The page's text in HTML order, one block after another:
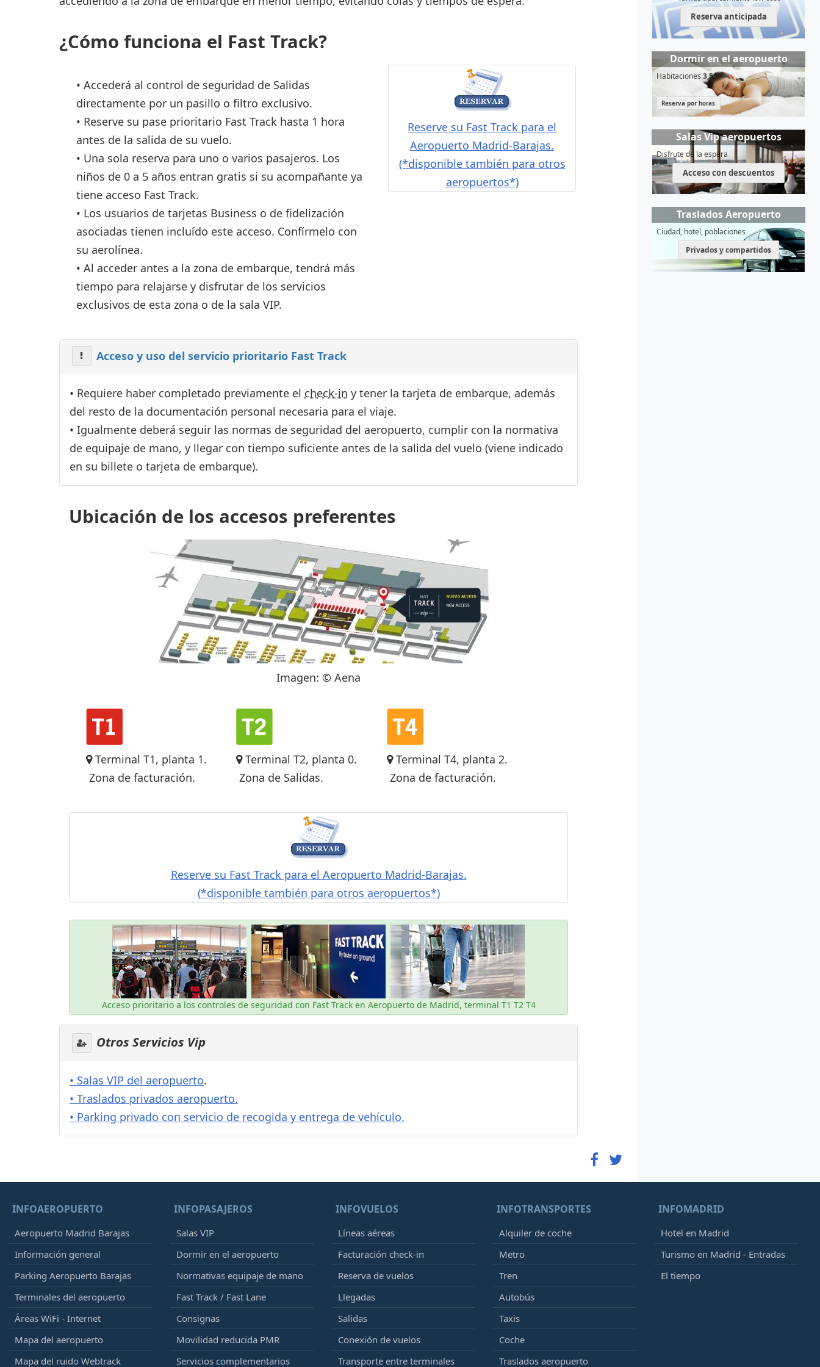
¿Cómo funciona el Fast Track?
• Accederá al control de seguridad de Salidas
directamente por un pasillo o filtro exclusivo.
• Reserve su pase prioritario Fast Track hasta 1 hora
antes de la salida de su vuelo.
• Una sola reserva para uno o varios pasajeros. Los
niños de 0 a 5 años entran gratis si su acompañante ya
tiene acceso Fast Track.
• Los usuarios de tarjetas Business o de fidelización
asociadas tienen incluído este acceso. Confírmelo con
su aerolínea.
• Al acceder antes a la zona de embarque, tendrá más
tiempo para relajarse y disfrutar de los servicios
exclusivos de esta zona o de la sala VIP.
Reserve su Fast Track para el
Aeropuerto Madrid-Barajas.
(*disponible también para otros
aeropuertos*)
Acceso y uso del servicio prioritario Fast Track
• Requiere haber completado previamente el check-in y tener la tarjeta de embarque, además
del resto de la documentación personal necesaria para el viaje.
• Igualmente deberá seguir las normas de seguridad del aeropuerto, cumplir con la normativa
de equipaje de mano, y llegar con tiempo suficiente antes de la salida del vuelo (viene indicado
en su billete o tarjeta de embarque).
Ubicación de los accesos preferentes
Imagen: © Aena
Terminal T1, planta 1.
Zona de facturación.
Terminal T2, planta 0.
Zona de Salidas.
Terminal T4, planta 2.
Zona de facturación.
Reserve su Fast Track para el Aeropuerto Madrid-Barajas.
(*disponible también para otros aeropuertos*)
Acceso prioritario a los controles de seguridad con Fast Track en Aeropuerto de Madrid, terminal T1 T2 T4
Otros Servicios Vip
• Salas VIP del aeropuerto.
• Traslados privados aeropuerto.
• Parking privado con servicio de recogida y entrega de vehículo.
Reserva anticipada
Dormir en el aeropuerto
Habitaciones3,5*
Reserva por horas
Salas Vip aeropuertos
Disfrute de la espera
Acceso con descuentos
Traslados Aeropuerto
Ciudad, hotel, poblaciones
Privados y compartidos
INFOAEROPUERTO
Aeropuerto Madrid Barajas
Información general
Parking Aeropuerto Barajas
Terminales del aeropuerto
Áreas WiFi - Internet
Mapa del aeropuerto
Mapa del ruido Webtrack
INFOPASAJEROS
Salas VIP
Dormir en el aeropuerto
Normativas equipaje de mano
Fast Track / Fast Lane
Consignas
Movilidad reducida PMR
Servicios complementarios
INFOVUELOS
Líneas aéreas
Facturación check-in
Reserva de vuelos
Llegadas
Salidas
Conexión de vuelos
Transporte entre terminales
INFOTRANSPORTES
Alquiler de coche
Metro
Tren
Autobús
Taxis
Coche
Traslados aeropuerto
INFOMADRID
Hotel en Madrid
Turismo en Madrid - Entradas
El tiempo
Consignas
complementarios